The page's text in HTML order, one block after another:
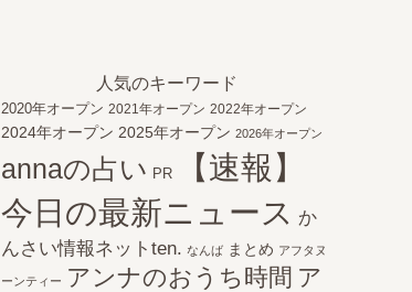
人気のキーワード
2020年オープン 2021年オープン 2022年オープン
2024年オープン 2025年オープン 2026年オープン
annaの占い PR
【速報】
今日の最新ニュース か
んさい情報ネットten. なんば まとめ アフタヌ
ーンティー アンナのおうち時間 ア